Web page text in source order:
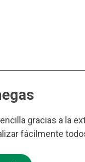
gracias a la
fácilmente